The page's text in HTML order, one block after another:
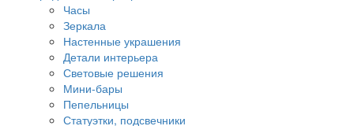
Часы
Зеркала
Настенные украшения
Детали интерьера
Световые решения
Мини-бары
Пепельницы
Статуэтки, подсвечники